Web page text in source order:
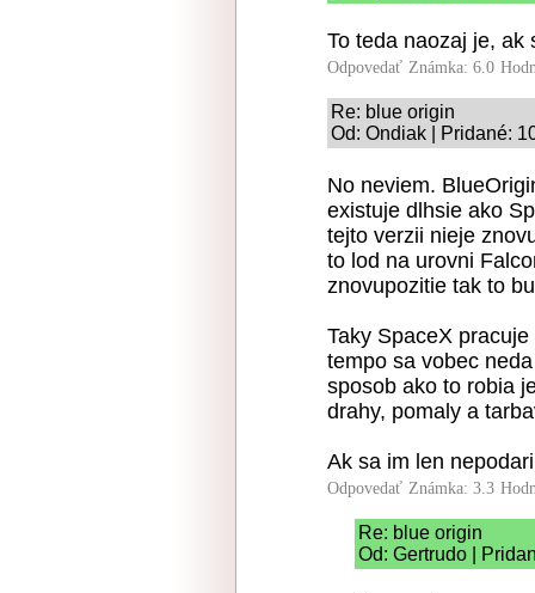
To teda naozaj je,
Odpovedať Známka: 6.0
Re: blue origin
Od: Ondiak | Pridané:
No neviem.
existuje dlhsie ako
tejto verzii nieje
to lod na urovni
znovupozitie tak to
Taky SpaceX
tempo sa vobec
sposob ako to robia
drahy, pomaly a
Ak sa im len
Odpovedať Známka: 3.3
Re: blue origin
Od: Gertrudo |